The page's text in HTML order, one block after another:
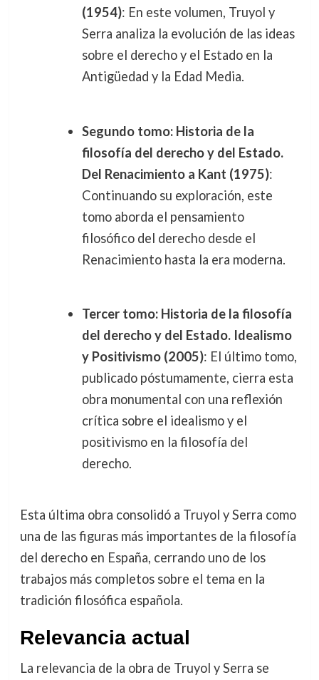
(1954): En este volumen, Truyol y
Serra analiza la evolución de las ideas
sobre el derecho y el Estado en la
Antigüedad y la Edad Media.
Segundo tomo: Historia de la
filosofía del derecho y del Estado.
Del Renacimiento a Kant (1975):
Continuando su exploración, este
tomo aborda el pensamiento
filosófico del derecho desde el
Renacimiento hasta la era moderna.
Tercer tomo: Historia de la filosofía
del derecho y del Estado. Idealismo
y Positivismo (2005): El último tomo,
publicado póstumamente, cierra esta
obra monumental con una reflexión
crítica sobre el idealismo y el
positivismo en la filosofía del
derecho.
Esta última obra consolidó a Truyol y Serra como
una de las figuras más importantes de la filosofía
del derecho en España, cerrando uno de los
trabajos más completos sobre el tema en la
tradición filosófica española.
Relevancia actual
La relevancia de la obra de Truyol y Serra se